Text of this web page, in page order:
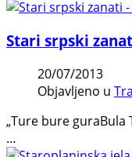
Stari srpski
20/07/2013
Objavljeno u
„Ture bure guraBula
…